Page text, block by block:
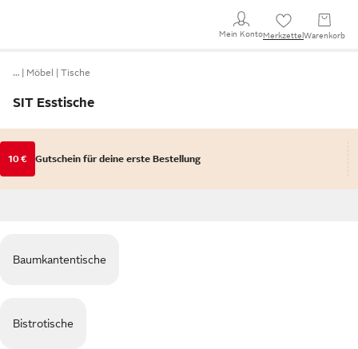
Mein KontoMerkzettel Warenkorb
… Möbel Tische
SIT Esstische
10 € Gutschein für deine erste Bestellung
Baumkantentische
Bistrotische